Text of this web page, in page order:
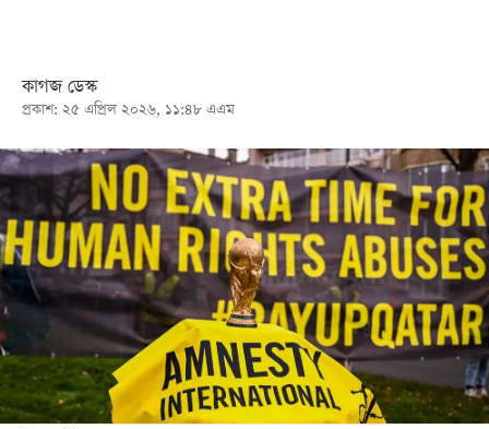
ভিডিও
আর্কাইভ
আজকের
পত্রিকা
ই-
পেপার
কাগজ ডেস্ক
প্রকাশ: ২৫ এপ্রিল ২০২৬, ১১:৪৮ এএম